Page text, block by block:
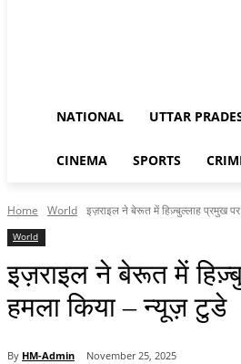
NATIONAL UTTAR
CINEMA SPORTS
Home World इज़राइल ने बेरूत में हिज़्बुल्लाह प्रमुख
World
इज़राइल ने बेरूत में
हमला किया – न्यूज़ टुडे
By HM-Admin November 25, 2025